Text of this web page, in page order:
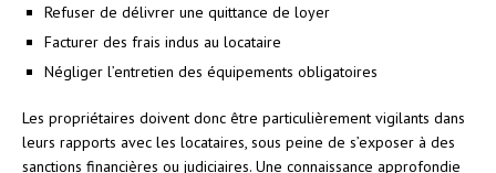
Refuser de délivrer une quittance de loyer
Facturer des frais indus au locataire
Négliger l’entretien des équipements obligatoires
Les propriétaires doivent donc être particulièrement vigilants dans
leurs rapports avec les locataires, sous peine de s’exposer à des
sanctions financières ou judiciaires. Une connaissance approfondie